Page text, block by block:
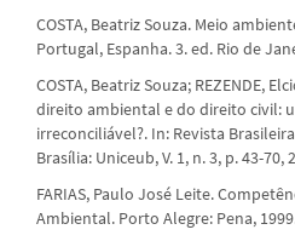
COSTA, Beatriz Souza. Meio
Portugal, Espanha. 3. ed. Rio de
COSTA, Beatriz Souza; REZENDE,
direito ambiental e do direito civil:
irreconciliável?. In: Revista
Brasília: Uniceub, V. 1, n. 3, p. 43-70,
FARIAS, Paulo José Leite.
Ambiental. Porto Alegre: Pena,